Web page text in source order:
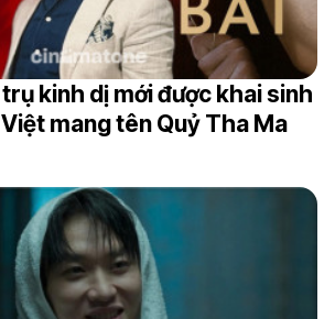
kinh dị mới được khai sinh
mang tên Quỷ Tha Ma